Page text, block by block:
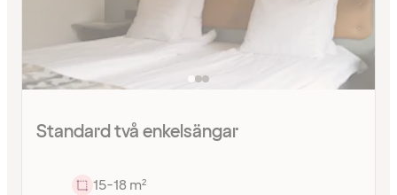
Standard två enkelsängar
15-18 m²